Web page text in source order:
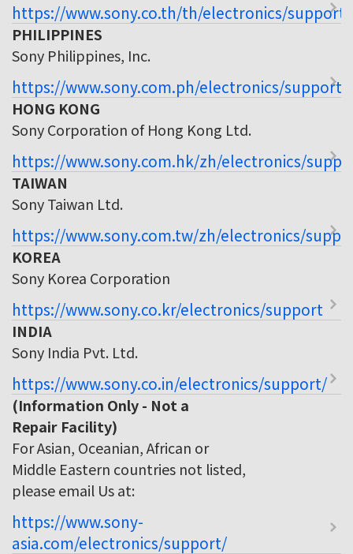
https://www.sony.co.th/th/electronics/support
PHILIPPINES
Sony Philippines, Inc.
https://www.sony.com.ph/electronics/support
HONG KONG
Sony Corporation of Hong Kong Ltd.
https://www.sony.com.hk/zh/electronics/
TAIWAN
Sony Taiwan Ltd.
https://www.sony.com.tw/zh/electronics/
KOREA
Sony Korea Corporation
https://www.sony.co.kr/electronics/support
INDIA
Sony India Pvt. Ltd.
https://www.sony.co.in/electronics/support/
(Information Only - Not a
Repair Facility)
For Asian, Oceanian, African or
Middle Eastern countries not listed,
please email Us at:
https://www.sony-
asia.com/electronics/support/